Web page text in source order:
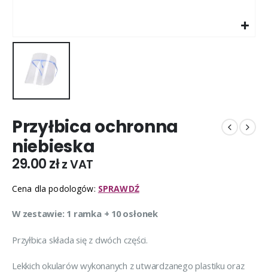
Przyłbica ochronna
niebieska
29.00zł z VAT
Cena dla podologów: SPRAWDŹ
W zestawie: 1 ramka + 10 osłonek
Przyłbica składa się z dwóch części.
Lekkich okularów wykonanych z utwardzanego plastiku oraz